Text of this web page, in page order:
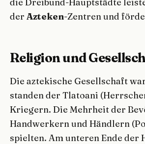
der Azteken-Zentren und
Religion und
Die aztekische Gesellschaft
standen der Tlatoani
Kriegern. Die Mehrheit der
Handwerkern und Händlern
spielten. Am unteren Ende der